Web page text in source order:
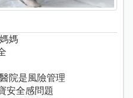
媽
院是風險管理
安全感問題